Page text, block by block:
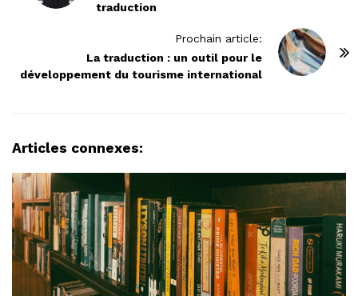
traduction
Prochain article:
La traduction : un outil pour le
développement du tourisme international
Articles connexes: